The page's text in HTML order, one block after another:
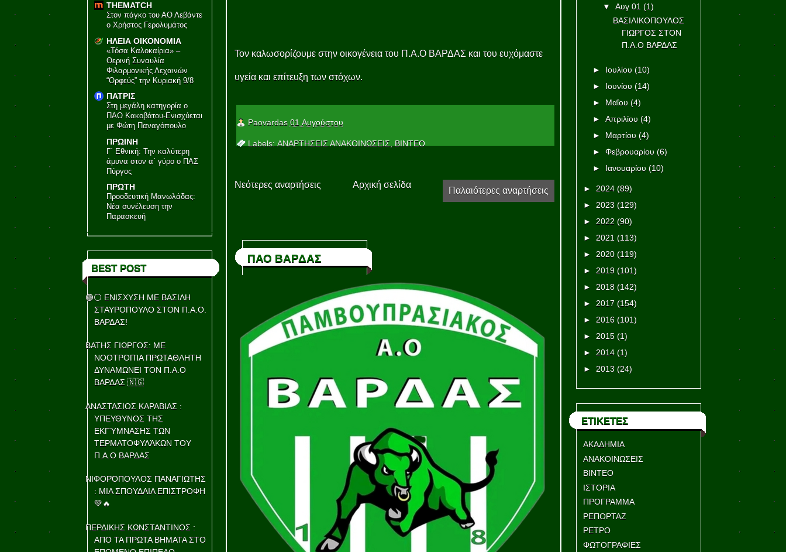
THEMATCH
Στον πάγκο του ΑΟ Λεβάντε
ο Χρήστος Γερολυμάτος
ΗΛΕΙΑ ΟΙΚΟΝΟΜΙΑ
«Τόσα Καλοκαίρια» –
Θερινή Συναυλία
Φιλαρμονικής Λεχαινών
“Ορφεύς” την Κυριακή 9/8
ΠΑΤΡΙΣ
Στη μεγάλη κατηγορία ο
ΠΑΟ Κακοβάτου-Ενισχύεται
με Φώτη Παναγόπουλο
ΠΡΩΙΝΗ
Γ΄ Εθνική: Την καλύτερη
άμυνα στον α΄ γύρο ο ΠΑΣ
Πύργος
ΠΡΩΤΗ
Προοδευτική Μανωλάδας:
Νέα συνέλευση την
Παρασκευή
BEST POST
🟢⚪ ΕΝΙΣΧΥΣΗ ΜΕ ΒΑΣΙΛΗ
ΣΤΑΥΡΟΠΟΥΛΟ ΣΤΟΝ Π.Α.Ο.
ΒΑΡΔΑΣ!
ΒΑΤΗΣ ΓΙΩΡΓΟΣ: ΜΕ
ΝΟΟΤΡΟΠΊΑ ΠΡΩΤΑΘΛΗΤΗ
ΔΥΝΑΜΩΝΕΙ ΤΟΝ Π.Α.Ο
ΒΑΡΔΑΣ 🇳🇬
ΑΝΑΣΤΑΣΙΟΣ ΚΑΡΑΒΙΑΣ :
ΥΠΕΥΘΥΝΟΣ ΤΗΣ
ΕΚΓΎΜΝΑΣΗΣ ΤΩΝ
ΤΕΡΜΑΤΟΦΥΛΆΚΩΝ ΤΟΥ
Π.Α.Ο ΒΑΡΔΑΣ
ΝΙΦΟΡΌΠΟΥΛΟΣ ΠΑΝΑΓΙΩΤΗΣ
: ΜΙΑ ΣΠΟΥΔΑΙΑ ΕΠΙΣΤΡΟΦΗ
💚🔥
ΠΕΡΔΙΚΗΣ ΚΩΝΣΤΑΝΤΙΝΟΣ :
ΑΠΟ ΤΑ ΠΡΩΤΑ ΒΗΜΑΤΑ ΣΤΟ
Τον καλωσορίζουμε στην οικογένεια του Π.Α.Ο ΒΑΡΔΑΣ και του ευχόμαστε
υγεία και επίτευξη των στόχων.
Paovardas 01 Αυγούστου
Labels: ΑΝΑΡΤΗΣΕΙΣΑΝΑΚΟΙΝΩΣΕΙΣ,ΒΙΝΤΕΟ
Νεότερες αναρτήσεις
Παλαιότερες αναρτήσεις
Αρχική σελίδα
ΠΑΟ ΒΑΡΔΑΣ
▼
Αυγ 01 (1)
ΒΑΣΙΛΙΚΟΠΟΥΛΟΣ
ΓΙΩΡΓΟΣ ΣΤΟΝ
Π.Α.Ο ΒΑΡΔΑΣ
► Ιουλίου (10)
► Ιουνίου (14)
► Μαΐου (4)
►Απριλίου (4)
► Μαρτίου (4)
►Φεβρουαρίου (6)
► Ιανουαρίου (10)
► 2024 (89)
► 2023 (129)
► 2022 (90)
► 2021 (113)
► 2020 (119)
► 2019 (101)
► 2018 (142)
► 2017 (154)
► 2016 (101)
► 2015 (1)
► 2014 (1)
► 2013 (24)
ΕΤΙΚΕΤΕΣ
ΑΚΑΔΗΜΙΑ
ΑΝΑΚΟΙΝΩΣΕΙΣ
ΒΙΝΤΕΟ
ΙΣΤΟΡΙΑ
ΠΡΟΓΡΑΜΜΑ
ΡΕΠΟΡΤΑΖ
ΡΕΤΡΟ
ΦΩΤΟΓΡΑΦΙΕΣ